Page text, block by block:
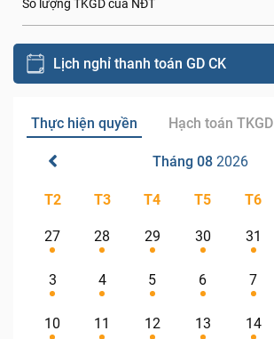
Số lượng TKGD của NĐT
Lịch nghỉ thanh toán GD CK
Thực hiện quyền Hạch toán TKGD
Tháng 08 2026
T2 T3 T4 T5 T6
27 28 29 30 31
3 4 5 6 7
10 11 12 13 14